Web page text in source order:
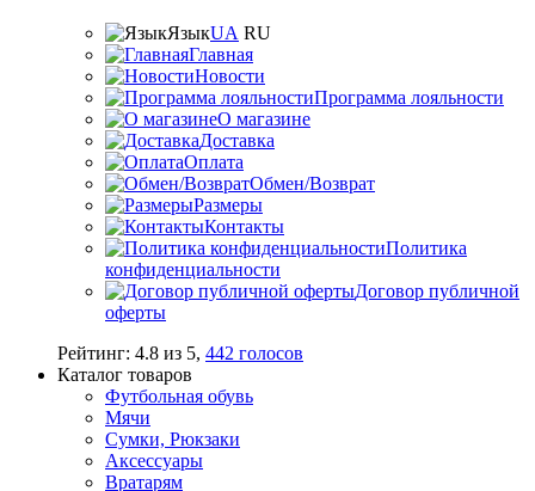
ЯзыкUA RU
Главная
Новости
Программа лояльности
О магазине
Доставка
Оплата
Обмен/Возврат
Размеры
Контакты
Политика
конфиденциальности
Договор публичной
оферты
Рейтинг: 4.8 из 5, 442 голосов
Каталог товаров
Футбольная обувь
Мячи
Сумки, Рюкзаки
Аксессуары
Вратарям